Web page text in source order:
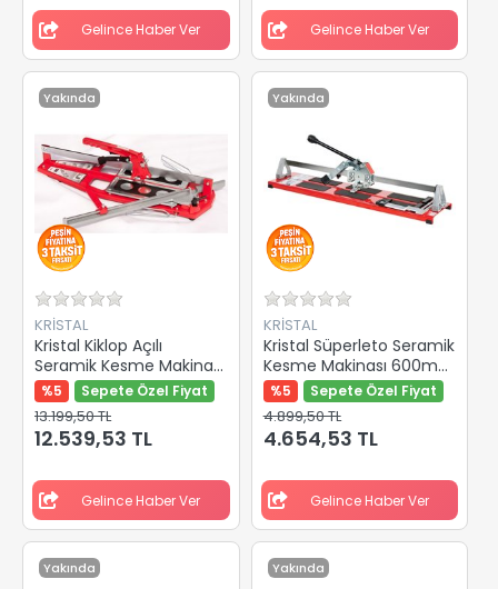
Gelince Haber Ver Gelince Haber Ver
Yakında
KRİSTAL
Kristal Kiklop Açılı
Seramik Kesme Makinası
640mm 35541
%5 Sepete Özel Fiyat
13.199,50 TL
12.539,53 TL
Gelince Haber Ver
Yakında
KRİSTAL
Kristal Süperleto Seramik
Kesme Makinası 600mm
35520
%5 Sepete Özel Fiyat
4.899,50 TL
4.654,53 TL
Gelince Haber Ver
Yakında Yakında